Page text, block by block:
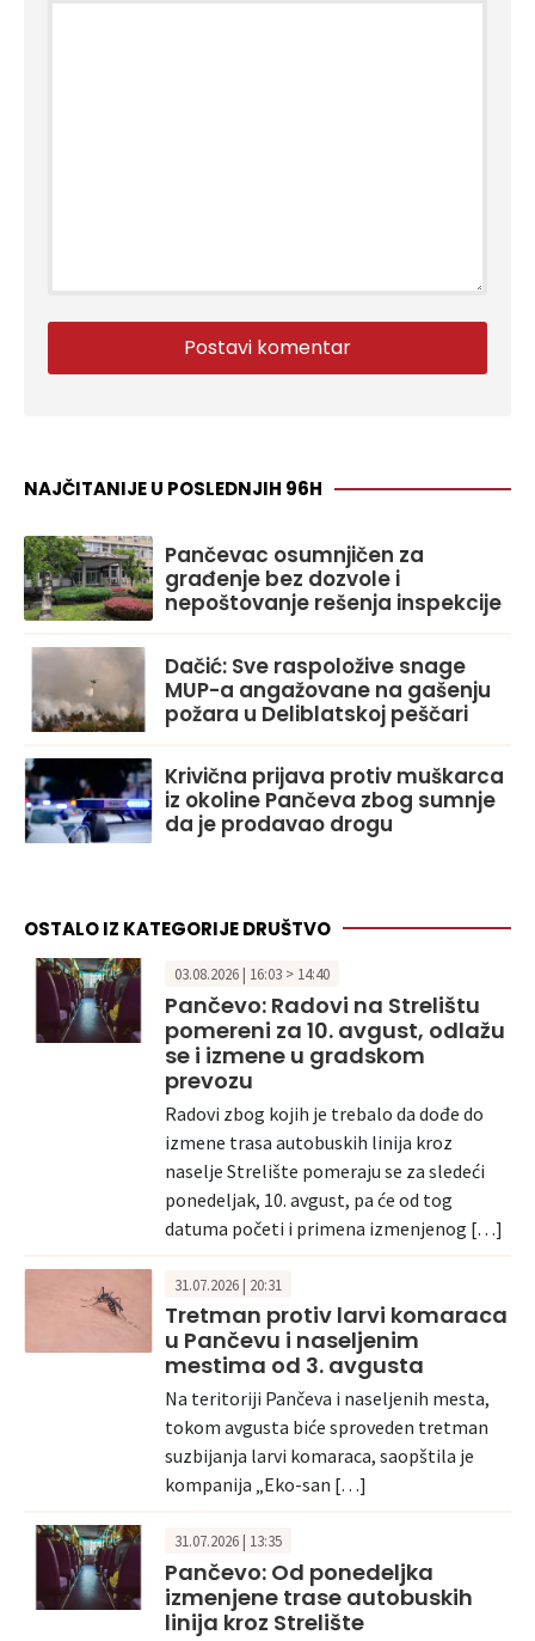
NAJČITANIJE U POSLEDNJIH 96H
Pančevac osumnjičen za
građenje bez dozvole i
nepoštovanje rešenja inspekcije
Dačić: Sve raspoložive snage
MUP-a angažovane na gašenju
požara u Deliblatskoj peščari
Krivična prijava protiv muškarca
iz okoline Pančeva zbog sumnje
da je prodavao drogu
OSTALO IZ KATEGORIJE DRUŠTVO
03.08.2026 | 16:03 > 14:40
Pančevo: Radovi na Strelištu
pomereni za 10. avgust, odlažu
se i izmene u gradskom
prevozu
Radovi zbog kojih je trebalo da dođe do
izmene trasa autobuskih linija kroz
naselje Strelište pomeraju se za sledeći
ponedeljak, 10. avgust, pa će od tog
datuma početi i primena izmenjenog […]
31.07.2026 | 20:31
Tretman protiv larvi komaraca
u Pančevu i naseljenim
mestima od 3. avgusta
Na teritoriji Pančeva i naseljenih mesta,
tokom avgusta biće sproveden tretman
suzbijanja larvi komaraca, saopštila je
kompanija „Eko-san […]
31.07.2026 | 13:35
Pančevo: Od ponedeljka
izmenjene trase autobuskih
linija kroz Strelište